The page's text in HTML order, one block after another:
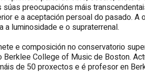
preocupacións máis
e a aceptación persoal do pasado. A
a luminosidade e o supraterrenal.
e composición no conservatorio
College of Music de Boston.
de 50 proxectos e é profesor en